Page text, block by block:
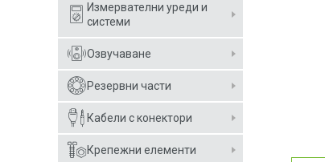
Измервателни уреди и
системи
Озвучаване
Резервни части
Кабели с конектори
Крепежни елементи